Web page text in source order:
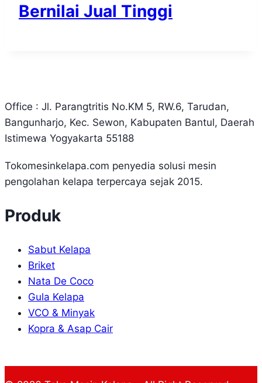
Bernilai Jual Tinggi
Office : Jl. Parangtritis No.KM 5, RW.6, Tarudan,
Bangunharjo, Kec. Sewon, Kabupaten Bantul, Daerah
Istimewa Yogyakarta 55188
Tokomesinkelapa.com penyedia solusi mesin
pengolahan kelapa terpercaya sejak 2015.
Produk
Sabut Kelapa
Briket
Nata De Coco
Gula Kelapa
VCO & Minyak
Kopra & Asap Cair